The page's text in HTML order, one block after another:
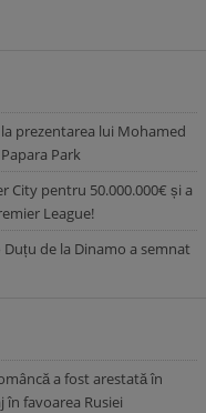
prezentarea lui Mohamed
Park
City pentru 50.000.000€ și a
League!
de la Dinamo a semnat
a fost arestată în
favoarea Rusiei